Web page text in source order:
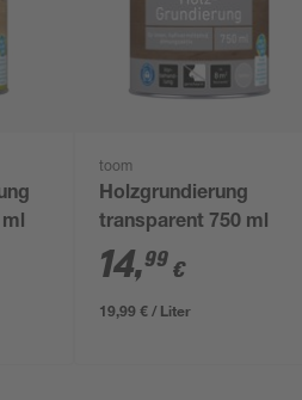
toom
Holzgrundierung
transparent 750 ml
14,99 €
19,99 € / Liter